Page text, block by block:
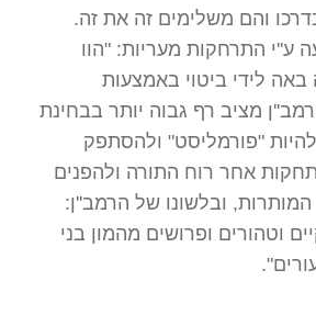
והם משלימים זה את זה.
ע''י התרחקות מעריות: "הוו
לידי ביטוי באמצעות
מציב רף גבוה יותר בבחינת
"פורמליסט" ולהסתפק
אחר רוח התורה ולהפנים
ובלשונו של הרמב''ן:
וטהורים ופרושים מהמון בני